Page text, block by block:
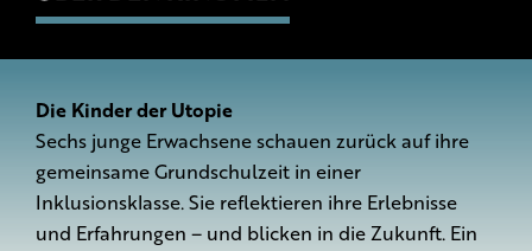
Die Kinder der Utopie
Sechs junge Erwachsene schauen zurück auf ihre
gemeinsame Grundschulzeit in einer
Inklusionsklasse. Sie reflektieren ihre Erlebnisse
und Erfahrungen – und blicken in die Zukunft. Ein